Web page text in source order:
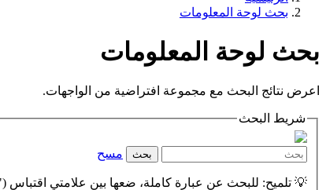
بحث لوحة المعلومات
بحث لوحة المعلومات
اعرض نتائج البحث مع مجموعة افتراضية من الواجهات.
شريط البحث
بحث مسح
💡 تلميح: للبحث عن عبارة كاملة، ضعها بين علامتي اقتباس